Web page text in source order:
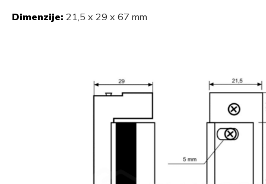
Dimenzije: 21,5 x 29 x 67 mm